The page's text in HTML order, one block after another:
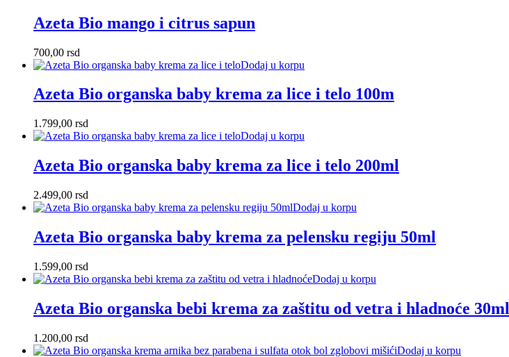
Azeta Bio mango i citrus sapun
700,00 rsd
Dodaj u korpu
Azeta Bio organska baby krema za lice i telo 100m
1.799,00 rsd
Dodaj u korpu
Azeta Bio organska baby krema za lice i telo 200ml
2.499,00 rsd
Dodaj u korpu
Azeta Bio organska baby krema za pelensku regiju 50ml
1.599,00 rsd
Dodaj u korpu
Azeta Bio organska bebi krema za zaštitu od vetra i hladnoće 30ml
1.200,00 rsd
Dodaj u korpu